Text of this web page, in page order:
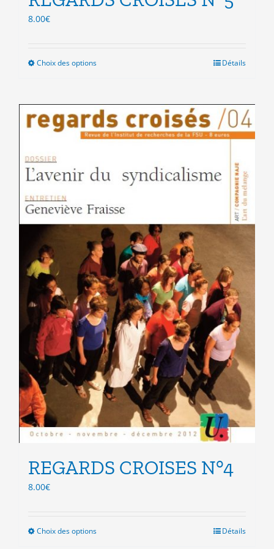
8.00€
Choix des optionsCe
plusieurs
variations.
Les
être
choisies
la
page
du
produit
Détails
REGARDS CROISES N°4
8.00€
Choix des optionsCe
Détails